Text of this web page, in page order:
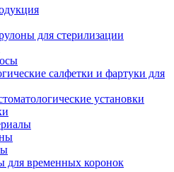
для стерилизации
салфетки и фартуки для
установки
для временных коронок